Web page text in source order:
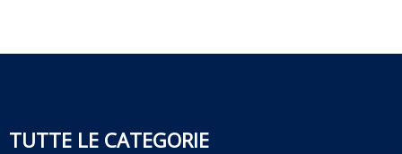
TUTTE LE CATEGORIE